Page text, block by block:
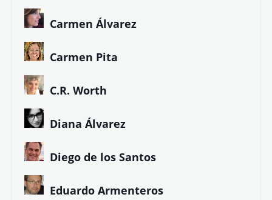
Carmen Álvarez
Carmen Pita
C.R. Worth
Diana Álvarez
Diego de los Santos
Eduardo Armenteros